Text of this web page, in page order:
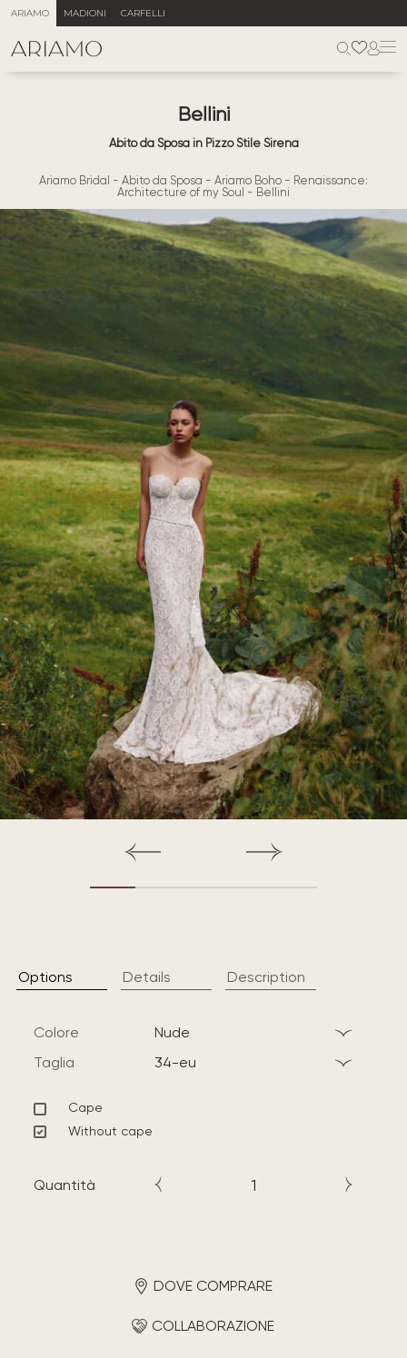
ARIAMO MADIONI CARFELLI
Bellini
Abito da Sposa in Pizzo Stile Sirena
Ariamo Bridal - Abito da Sposa - Ariamo Boho - Renaissance:
Architecture of my Soul - Bellini
Options Details Description
Colore
nude
Taglia
34-eu
Cape
Without cape
Quantità
DOVE COMPRARE
COLLABORAZIONE